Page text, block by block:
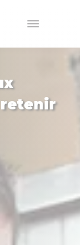
Menu
retenir